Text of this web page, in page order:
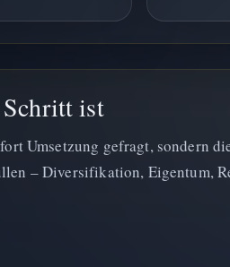
Schritt ist
Umsetzung gefragt, sondern
– Diversifikation, Eigentum,